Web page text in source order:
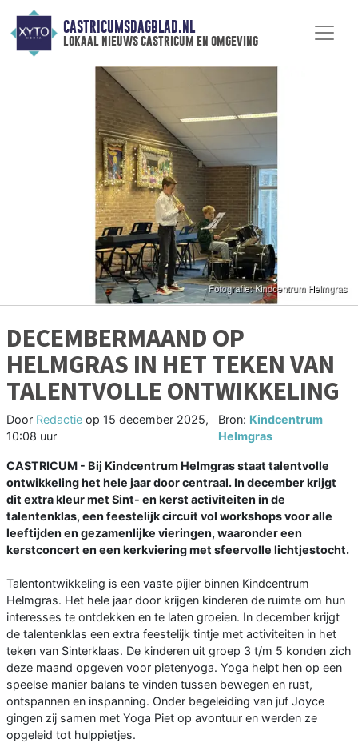
CASTRICUMSDAGBLAD.NL
lokaal nieuws castricum en omgeving
DECEMBERMAAND OP
HELMGRAS IN HET TEKEN VAN
TALENTVOLLE ONTWIKKELING
Door Redactie op 15 december 2025,
10:08 uur
Bron: Kindcentrum
Helmgras
CASTRICUM - Bij Kindcentrum Helmgras staat talentvolle
ontwikkeling het hele jaar door centraal. In december krijgt
dit extra kleur met Sint- en kerst activiteiten in de
talentenklas, een feestelijk circuit vol workshops voor alle
leeftijden en gezamenlijke vieringen, waaronder een
kerstconcert en een kerkviering met sfeervolle lichtjestocht.
Talentontwikkeling is een vaste pijler binnen Kindcentrum
Helmgras. Het hele jaar door krijgen kinderen de ruimte om hun
interesses te ontdekken en te laten groeien. In december krijgt
de talentenklas een extra feestelijk tintje met activiteiten in het
teken van Sinterklaas. De kinderen uit groep 3 t/m 5 konden zich
deze maand opgeven voor pietenyoga. Yoga helpt hen op een
speelse manier balans te vinden tussen bewegen en rust,
ontspannen en inspanning. Onder begeleiding van juf Joyce
gingen zij samen met Yoga Piet op avontuur en werden ze
opgeleid tot hulppietjes.